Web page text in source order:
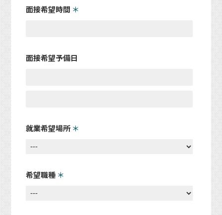
面接希望時間 ＊
面接希望予備日
就業希望場所＊
希望職種 ＊